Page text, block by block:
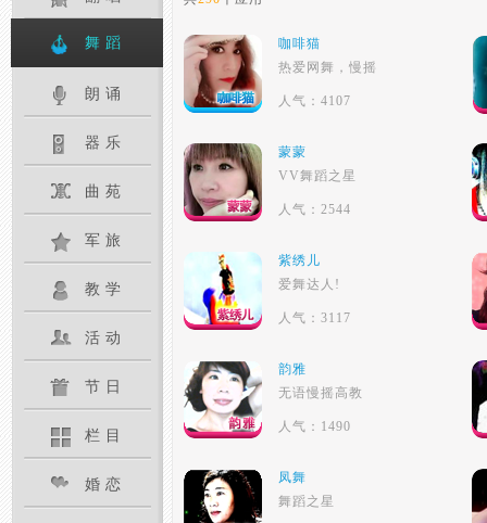
舞蹈
朗诵
器乐
曲苑
军旅
教学
活动
节日
栏目
婚恋
咖啡猫
热爱网舞，慢摇
人气：4107
蒙蒙
VV舞蹈之星
人气：2544
紫绣儿
爱舞达人!
人气：3117
韵雅
无语慢摇高教
人气：1490
凤舞
舞蹈之星